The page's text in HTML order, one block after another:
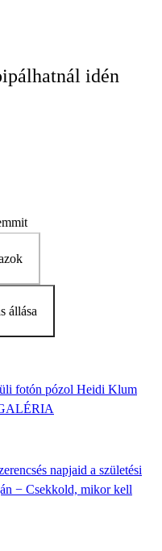
idén
állása
fotón pózol Heidi Klum
napjaid a születési
− Csekkold, mikor kell